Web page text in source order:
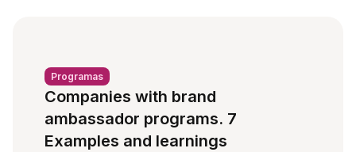
Programas
Companies with brand
ambassador programs. 7
Examples and learnings